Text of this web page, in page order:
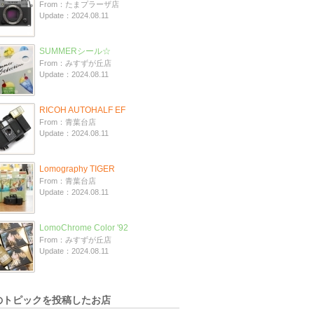
From：たまプラーザ店
Update：2024.08.11
SUMMERシール☆
From：みすずが丘店
Update：2024.08.11
RICOH AUTOHALF EF
From：青葉台店
Update：2024.08.11
Lomography TIGER
From：青葉台店
Update：2024.08.11
LomoChrome Color '92
From：みすずが丘店
Update：2024.08.11
トピックを投稿したお店